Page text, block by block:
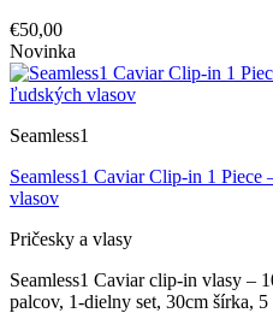
€50,00
Novinka
Seamless1
Seamless1 Caviar Clip-in 1
vlasov
Pričesky a vlasy
Seamless1 Caviar clip-in vlasy –
palcov, 1-dielny set, 30cm šírka,